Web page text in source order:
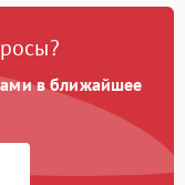
Подробнее →
Подробнее →
Подробнее →
в ближайшее